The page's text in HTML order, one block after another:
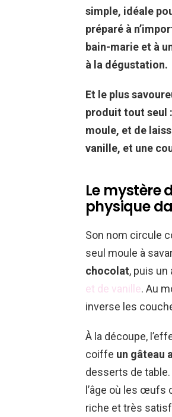
simple, idéale
préparé à
bain-marie et à
à la dégustation.
Et le plus
produit tout seul
moule, et de
vanille, et une
Le mystère
physique
Son nom circule
seul moule à
chocolat, puis un
et de vanille. Au
inverse les
À la découpe,
coiffe un gâteau
desserts de
l’âge où les
riche et très